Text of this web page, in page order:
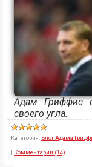
Адам Гриффис
своего угла.
Категория: Блог Адама
| Комментарии (14)